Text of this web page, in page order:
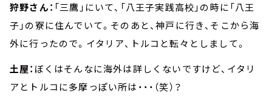
狩野さん： 「三鷹」にいて、「八王子実践高校」の時に「八王
子」の寮に住んでいて。そのあと、神戸に行き、そこから海
外に行ったので。イタリア、トルコと転々としまして。
土屋： ぼくはそんなに海外は詳しくないですけど、イタリ
アとトルコに多摩っぽい所は・・・（笑）？